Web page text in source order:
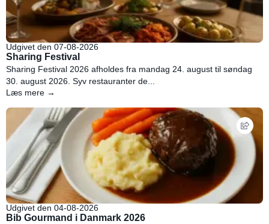
Udgivet den 07-08-2026
Sharing Festival
Sharing Festival 2026 afholdes fra mandag 24. august til søndag
30. august 2026. Syv restauranter de...
Læs mere →
Udgivet den 04-08-2026
Bib Gourmand i Danmark 2026